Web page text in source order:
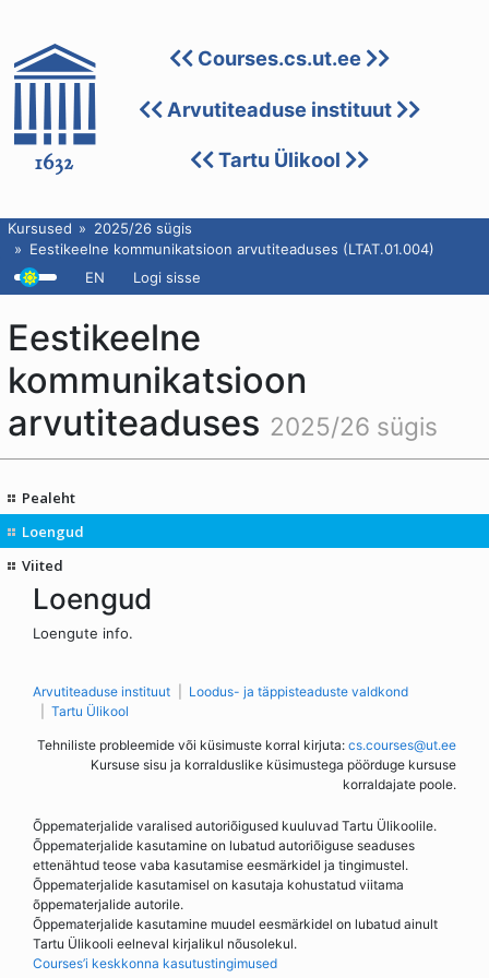
Courses.cs.ut.ee
Arvutiteaduse instituut
Tartu Ülikool
Kursused
2025/26 sügis
Eestikeelne kommunikatsioon arvutiteaduses (LTAT.01.004)
EN
Logi sisse
Eestikeelne
kommunikatsioon
arvutiteaduses 2025/26 sügis
Pealeht
Loengud
Viited
Loengud
Loengute info.
Arvutiteaduse instituut
Loodus- ja täppisteaduste valdkond
Tartu Ülikool
Tehniliste probleemide või küsimuste korral kirjuta: cs.courses@ut.ee
Kursuse sisu ja korralduslike küsimustega pöörduge kursuse
korraldajate poole.
Õppematerjalide varalised autoriõigused kuuluvad Tartu Ülikoolile.
Õppematerjalide kasutamine on lubatud autoriõiguse seaduses
ettenähtud teose vaba kasutamise eesmärkidel ja tingimustel.
Õppematerjalide kasutamisel on kasutaja kohustatud viitama
õppematerjalide autorile.
Õppematerjalide kasutamine muudel eesmärkidel on lubatud ainult
Tartu Ülikooli eelneval kirjalikul nõusolekul.
Courses’i keskkonna kasutustingimused